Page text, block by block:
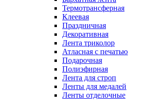
Термотрансферная
Клеевая
Праздничная
Декоративная
Лента триколор
Атласная с печатью
Подарочная
Полиэфирная
Лента для строп
Ленты для медалей
Ленты отделочные